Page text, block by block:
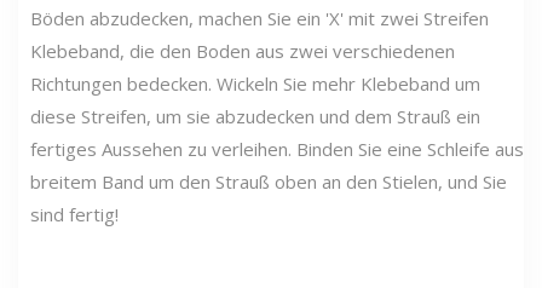
Böden abzudecken, machen Sie ein 'X' mit zwei Streifen
Klebeband, die den Boden aus zwei verschiedenen
Richtungen bedecken. Wickeln Sie mehr Klebeband um
diese Streifen, um sie abzudecken und dem Strauß ein
fertiges Aussehen zu verleihen. Binden Sie eine Schleife aus
breitem Band um den Strauß oben an den Stielen, und Sie
sind fertig!